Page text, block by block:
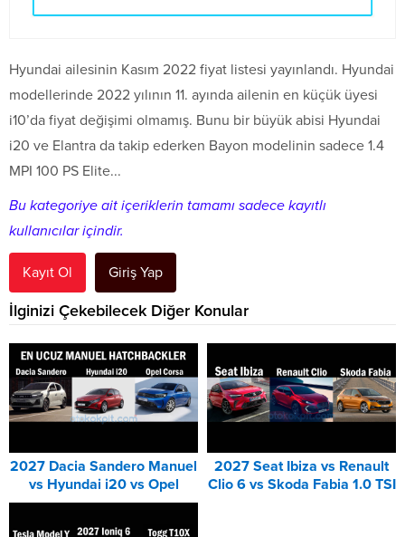
Hyundai ailesinin Kasım 2022 fiyat listesi yayınlandı. Hyundai
modellerinde 2022 yılının 11. ayında ailenin en küçük üyesi
i10’da fiyat değişimi olmamış. Bunu bir büyük abisi Hyundai
i20 ve Elantra da takip ederken Bayon modelinin sadece 1.4
MPI 100 PS Elite...
Bu kategoriye ait içeriklerin tamamı sadece kayıtlı
kullanıcılar içindir.
Kayıt Ol Giriş Yap
İlginizi Çekebilecek Diğer Konular
2027 Dacia Sandero Manuel
vs Hyundai i20 vs Opel
Corsa Karşılaştırması
2027 Seat Ibiza vs Renault
Clio 6 vs Skoda Fabia 1.0 TSI